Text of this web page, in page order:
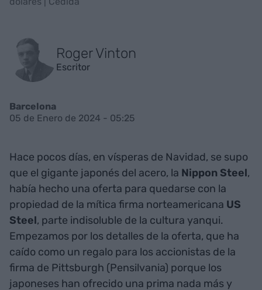
Roger Vinton
Escritor
Barcelona
05 de Enero de 2024 - 05:25
Hace pocos días, en vísperas de Navidad, se supo
que el gigante japonés del acero, la Nippon Steel,
había hecho una oferta para quedarse con la
propiedad de la mítica firma norteamericana US
Steel, parte indisoluble de la cultura yanqui.
Empezamos por los detalles de la oferta, que ha
caído como un regalo para los accionistas de la
firma de Pittsburgh (Pensilvania) porque los
japoneses han ofrecido una prima nada más y